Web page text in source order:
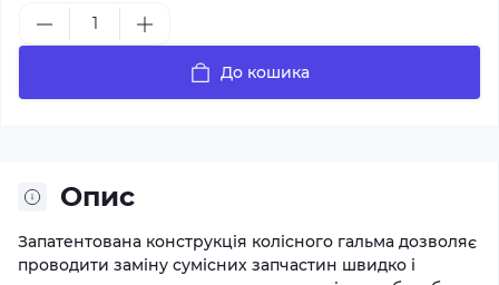
До кошика
Опис
Запатентована конструкція колісного гальма дозволяє
проводити заміну сумісних запчастин швидко і